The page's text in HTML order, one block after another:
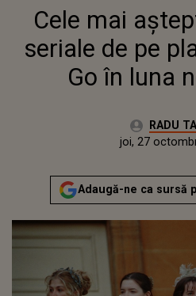
PE PLATFORMA
NOIEMBRIE
Cele mai
seriale de pe
Go în luna
Autor:RADU
miercuri, 27 octombrie 2021
Actualizat:
joi, 27
Adaugă-ne ca sursă